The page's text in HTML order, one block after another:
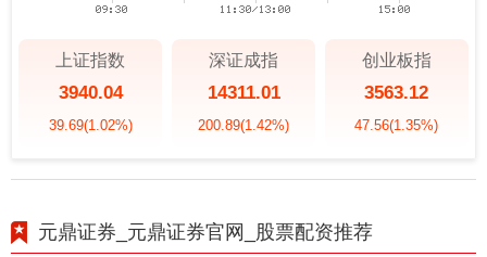
上证指数
3940.04
39.69(1.02%)
深证成指
14311.01
200.89(1.42%)
创业板指
3563.12
47.56(1.35%)
元鼎证券_元鼎证券官网_股票配资推荐